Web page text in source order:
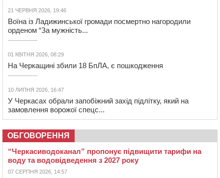
21 ЧЕРВНЯ 2026, 19:46
Воїна із Ладижинської громади посмертно нагородили
орденом “За мужність...
01 КВІТНЯ 2026, 08:29
На Черкащині збили 18 БпЛА, є пошкодження
10 ЛИПНЯ 2026, 16:47
У Черкасах обрали запобіжний захід підлітку, який на
замовлення ворожої спецс...
ОБГОВОРЕННЯ
“Черкасиводоканал” пропонує підвищити тарифи на
воду та водовідведення з 2027 року
07 СЕРПНЯ 2026, 14:57